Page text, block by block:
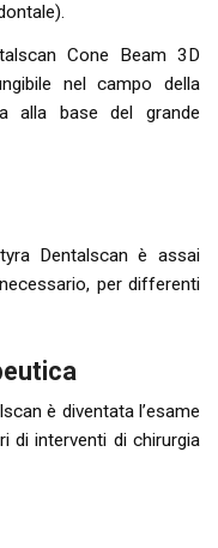
Cone Beam 3D
nel campo della
alla base del grande
Dentalscan è assai
per differenti
è diventata l’esame
di interventi di chirurgia